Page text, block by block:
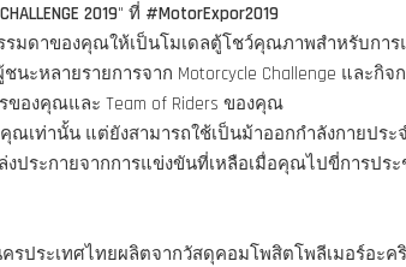
2019" ที่ #MotorExpor2019
รรมดาของคุณให้เป็นโมเดลตู้โชว์คุณภาพสำหรับ
ชนะหลายรายการจาก Motorcycle Challenge และกิ
องคุณและ Team of Riders ของคุณ
ท่านั้น แต่ยังสามารถใช้เป็นม้าออกกำลังกายประจ
ประกายจากการแข่งขันที่เหลือเมื่อคุณไปขี่การปร
ครประเทศไทยผลิตจากวัสดุคอมโพสิตโพลีเมอร์